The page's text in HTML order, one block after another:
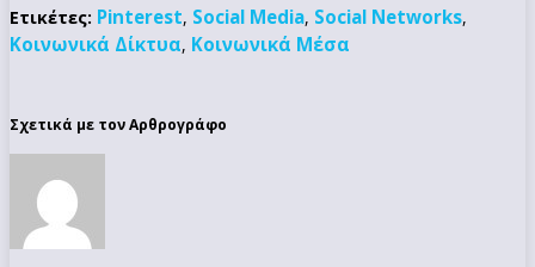
Ετικέτες: Pinterest, Social Media, Social Networks,
Κοινωνικά Δίκτυα, Κοινωνικά Μέσα
Σχετικά με τον Αρθρογράφο